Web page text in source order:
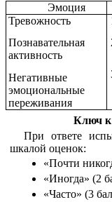
Эмоция
Тревожность
Познавательная
активность
Негативные
эмоциональные
переживания
Ключ к
При ответе
шкалой оценок:
«Почти
«Иногда» (2
«Часто» (3